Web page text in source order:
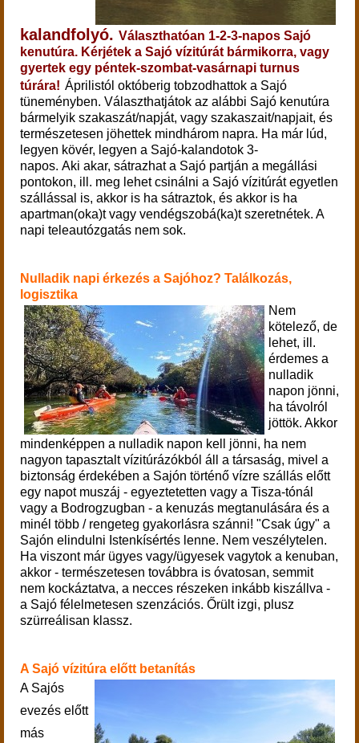
kalandfolyó. Választhatóan 1-2-3-napos Sajó
kenutúra. Kérjétek a Sajó vízitúrát bármikorra, vagy
gyertek egy péntek-szombat-vasárnapi turnus
túrára! Áprilistól októberig tobzodhattok a Sajó
tüneményben. Választhatjátok az alábbi Sajó kenutúra
bármelyik szakaszát/napját, vagy szakaszait/napjait, és
természetesen jöhettek mindhárom napra. Ha már lúd,
legyen kövér, legyen a Sajó-kalandotok 3-
napos. Aki akar, sátrazhat a Sajó partján a megállási
pontokon, ill. meg lehet csinálni a Sajó vízitúrát egyetlen
szállással is, akkor is ha sátraztok, és akkor is ha
apartman(oka)t vagy vendégszobá(ka)t szeretnétek. A
napi teleautózgatás nem sok.
Nulladik napi érkezés a Sajóhoz? Találkozás,
logisztika
Nem
kötelező, de
lehet, ill.
érdemes a
nulladik
napon jönni,
ha távolról
jöttök. Akkor
mindenképpen a nulladik napon kell jönni, ha nem
nagyon tapasztalt vízitúrázókból áll a társaság, mivel a
biztonság érdekében a Sajón történő vízre szállás előtt
egy napot muszáj - egyeztetetten vagy a Tisza-tónál
vagy a Bodrogzugban - a kenuzás megtanulására és a
minél több / rengeteg gyakorlásra szánni! "Csak úgy" a
Sajón elindulni Istenkísértés lenne. Nem veszélytelen.
Ha viszont már ügyes vagy/ügyesek vagytok a kenuban,
akkor - természetesen továbbra is óvatosan, semmit
nem kockáztatva, a necces részeken inkább kiszállva -
a Sajó félelmetesen szenzációs. Őrült izgi, plusz
szürreálisan klassz.
A Sajó vízitúra előtt betanítás
A Sajós
evezés előtt
más